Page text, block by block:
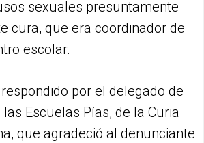
sexuales presuntamente
cura, que era coordinador de
escolar.
por el delegado de
Escuelas Pías, de la Curia
que agradeció al denunciante